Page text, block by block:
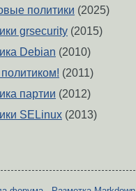
политики (2025)
grsecurity (2015)
Debian (2010)
(2011)
партии (2012)
SELinux (2013)